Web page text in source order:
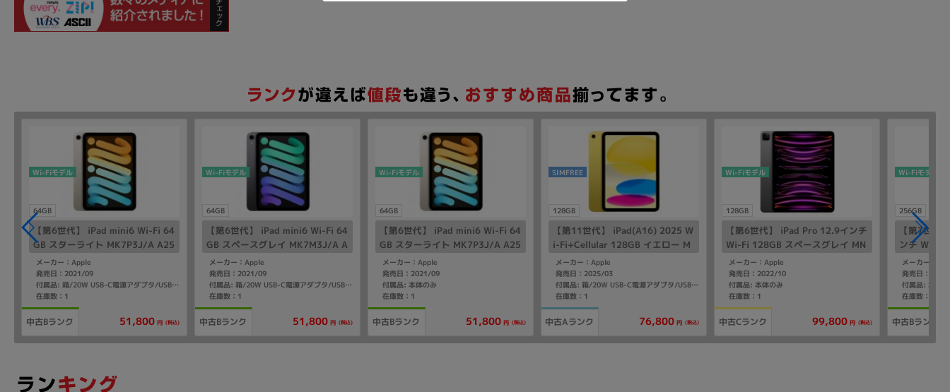
64GB
Wi-Fiモデル
【第6世代】 iPad mini6 Wi-Fi 64
GB スターライト MK7P3J/A A25
67
メーカー：Apple
発売日：2021/09
付属品: 箱/20W USB-C電源アダプタ/USB-C充電ケーブル（1m）/クイックスタートガイド
在庫数：1
中古Bランク 51,800 円 (税込)
64GB
Wi-Fiモデル
【第6世代】 iPad mini6 Wi-Fi 64
GB スペースグレイ MK7M3J/A A
2567
メーカー：Apple
発売日：2021/09
付属品: 箱/20W USB-C電源アダプタ/USB-C充電ケーブル（1m）/クイックスタートガイド
在庫数：1
中古Bランク 51,800 円 (税込)
64GB
Wi-Fiモデル
【第6世代】 iPad mini6 Wi-Fi 64
GB スターライト MK7P3J/A A25
67
メーカー：Apple
発売日：2021/09
付属品: 本体のみ
在庫数：1
中古Bランク 51,800 円 (税込)
128GB
SIMFREE
【第11世代】 iPad(A16) 2025 W
i-Fi+Cellular 128GB イエロー M
D7H4J/A A3355 【SoftBank版S
IMフリー】
メーカー：Apple
発売日：2025/03
付属品: 箱/20W USB-C電源アダプタ/USB-C充電ケーブル(1m)/マニュアル
在庫数：1
中古Aランク 76,800 円 (税込)
128GB
Wi-Fiモデル
【第6世代】 iPad Pro 12.9インチ
Wi-Fi 128GB スペースグレイ MN
XP3J/A A2436
メーカー：Apple
発売日：2022/10
付属品: 本体のみ
在庫数：1
中古Cランク 99,800 円 (税込)
256GB
Wi-Fiモデル
【第7世代
ンチ Wi-Fi
イ
メーカー：
発売日：
付属品: 本体
在庫数：1
中古Bランク